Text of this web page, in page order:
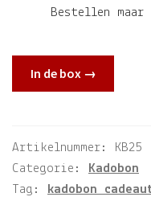
Bestellen
In de box →
Artikelnummer:
KB25
Categorie:
Kadobon
Tag:
kadobon